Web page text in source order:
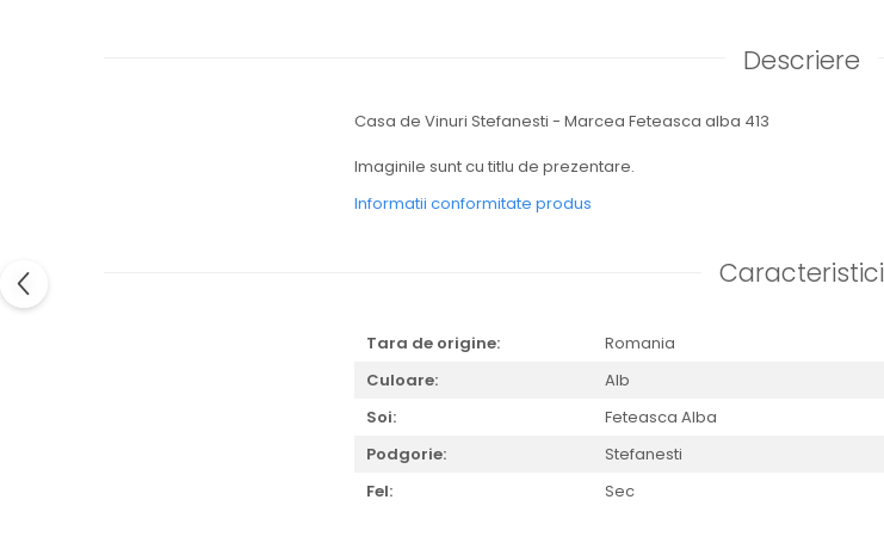
Descriere
Casa de Vinuri Stefanesti - Marcea Feteasca alba 413
Imaginile sunt cu titlu de prezentare.
Informatii conformitate produs
Caracteristici
Tara de origine:
Romania
Culoare:
Alb
Soi:
Feteasca Alba
Podgorie:
Stefanesti
Fel:
Sec